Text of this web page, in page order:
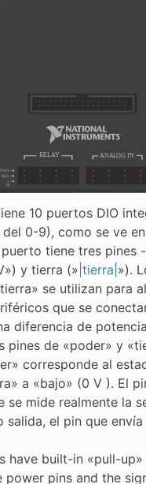
10 puertos DIO
del 0-9), como se ve
tiene tres pines
y tierra (» |tierra| »).
se utilizan para
que se
diferencia de
pines de «poder» y
corresponde al
a «bajo» (0 V ). El
se mide realmente la
salida, el pin que envía
have built-in «pull-
power pins and the